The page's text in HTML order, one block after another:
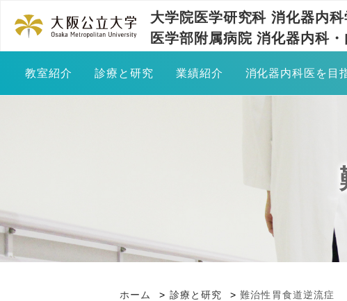
大学院医学研究科 消化器内科
医学部附属病院 消化器内科
教室紹介
活動報告
トピックス
診療と研究
小腸疾患 炎
業績紹介
メディア報道・受賞
消化器内科医を目
先輩の声
卒前研修
内科専門研修の
ホーム 診療と研究 難治性胃食道逆流症